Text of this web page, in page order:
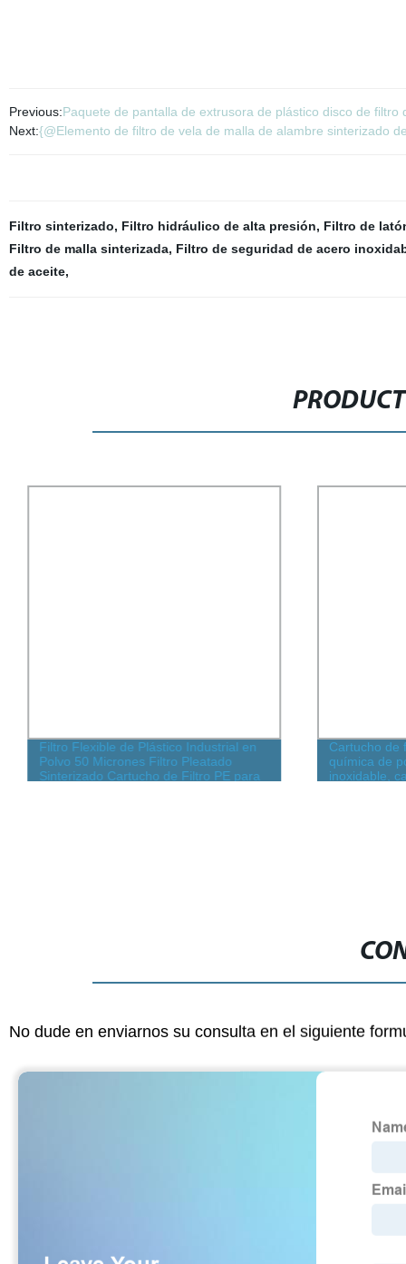
Previous:Paquete de pantalla de extrusora de plástico disco de filtro
Next:{@Elemento de filtro de vela de malla de alambre sinterizado
Filtro sinterizado, Filtro hidráulico de alta presión, Filtro de
Filtro de malla sinterizada, Filtro de seguridad de acero
de aceite,
Filtro Flexible de Plástico Industrial en
Polvo 50 Micrones Filtro Pleatado
Sinterizado Cartucho de Filtro PE para
Cartucho de
química de
inoxidable,
No dude en enviarnos su consulta en el siguiente